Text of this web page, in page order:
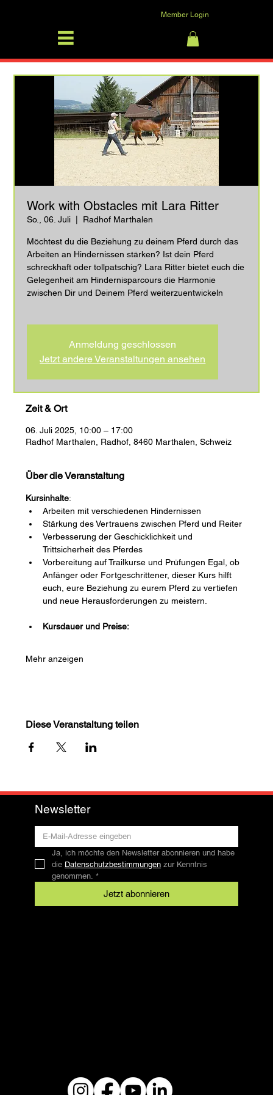
Anmelden
Member Login
Work with Obstacles mit Lara Ritter
So., 06. Juli
  |
Radhof Marthalen
Möchtest du die Beziehung zu deinem Pferd durch das
Arbeiten an Hindernissen stärken? Ist dein Pferd
schreckhaft oder tollpatschig? Lara Ritter bietet euch die
Gelegenheit am Hindernisparcours die Harmonie
zwischen Dir und Deinem Pferd weiterzuentwickeln
Anmeldung geschlossen
Jetzt andere Veranstaltungen ansehen
Zeit & Ort
06. Juli 2025, 10:00 – 17:00
Radhof Marthalen, Radhof, 8460 Marthalen, Schweiz
Über die Veranstaltung
Kursinhalte:
Arbeiten mit verschiedenen Hindernissen
Stärkung des Vertrauens zwischen Pferd und Reiter
Verbesserung der Geschicklichkeit und
Trittsicherheit des Pferdes
Vorbereitung auf Trailkurse und Prüfungen Egal, ob
Anfänger oder Fortgeschrittener, dieser Kurs hilft
euch, eure Beziehung zu eurem Pferd zu vertiefen
und neue Herausforderungen zu meistern.
Kursdauer und Preise:
Mehr anzeigen
Diese Veranstaltung teilen
Newsletter
Ja, ich möchte den Newsletter abonnieren und habe
die Datenschutzbestimmungen zur Kenntnis
genommen. *
Jetzt abonnieren